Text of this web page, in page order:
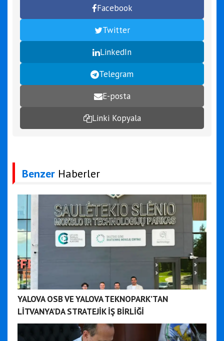
Facebook
Twitter
LinkedIn
Telegram
E-posta
Linki Kopyala
Benzer Haberler
YALOVA OSB VE YALOVA TEKNOPARK’TAN
LİTVANYA’DA STRATEJİK İŞ BİRLİĞİ